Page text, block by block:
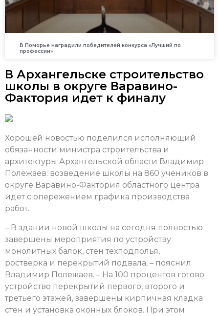
В Поморье наградили победителей конкурса «Лучший по
профессии»
В Архангельске строительство
школы в округе Варавино-
Фактория идет к финалу
Хорошей новостью поделился исполняющий
обязанности министра строительства и
архитектуры Архангельской области Владимир
Полежаев: возведение школы на 860 учеников в
округе Варавино-Фактория областного центра
идет с опережением графика производства
работ.
– В здании новой школы на сегодня полностью
завершены мероприятия по устройству
монолитных балок, стен техподполья,
ростверка и перекрытий подвала, – пояснил
Владимир Полежаев. – На 100 процентов готово
устройство перекрытий первого, второго и
третьего этажей, завершены кирпичная кладка
стен и установка оконных блоков. При этом